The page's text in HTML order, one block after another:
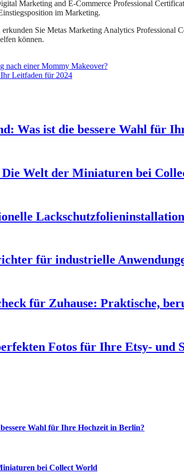
Marketing and E-Commerce Professional
im Marketing.
Sie Metas Marketing Analytics
können.
nach einer Mommy Makeover?
Ihr Leitfaden für 2024
Was ist die bessere Wahl für
Welt der Miniaturen bei
für industrielle
für Zuhause: Praktische,
Fotos für Ihre Etsy- und
Wahl für Ihre Hochzeit in Berlin?
bei Collect World